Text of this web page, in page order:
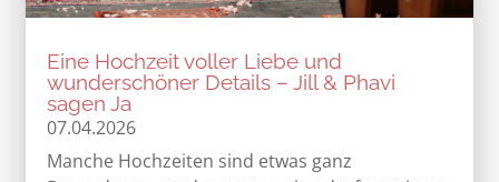
Eine Hochzeit voller Liebe und
wunderschöner Details – Jill & Phavi
sagen Ja
07.04.2026
Manche Hochzeiten sind etwas ganz